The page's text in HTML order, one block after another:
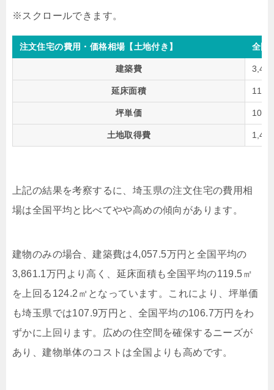
注文住宅の費用・価格相場【土地付き】 全国
建築費
延床面積
坪単価
土地取得費
上記の結果を考察するに、埼玉県の注文住宅の費用相
場は全国平均と比べてやや高めの傾向があります。
建物のみの場合、建築費は4,057.5万円と全国平均の
3,861.1万円より高く、延床面積も全国平均の119.5㎡
を上回る124.2㎡となっています。これにより、坪単価
も埼玉県では107.9万円と、全国平均の106.7万円をわ
ずかに上回ります。広めの住空間を確保するニーズが
あり、建物単体のコストは全国よりも高めです。